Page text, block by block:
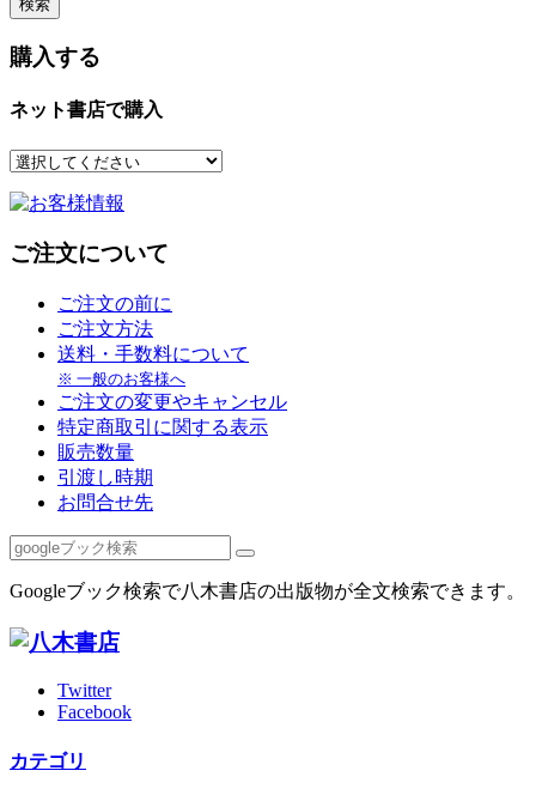
購入する
ネット書店で購入
ご注文について
ご注文の前に
ご注文方法
送料・手数料について
※ 一般のお客様へ
ご注文の変更やキャンセル
特定商取引に関する表示
販売数量
引渡し時期
お問合せ先
Googleブック検索で八木書店の出版物が全文検索できます。
Twitter
Facebook
カテゴリ